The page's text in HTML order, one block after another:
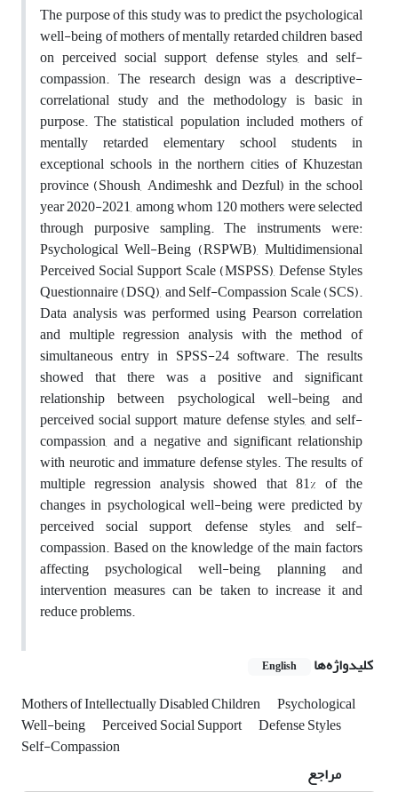
The purpose of this study was to predict the psychological
well-being of mothers of mentally retarded children based
on perceived social support, defense styles, and self-
compassion. The research design was a descriptive-
correlational study and the methodology is basic in
purpose. The statistical population included mothers of
mentally retarded elementary school students in
exceptional schools in the northern cities of Khuzestan
province (Shoush, Andimeshk and Dezful) in the school
year 2020-2021, among whom 120 mothers were selected
through purposive sampling. The instruments were:
Psychological Well-Being (RSPWB), Multidimensional
Perceived Social Support Scale (MSPSS), Defense Styles
Questionnaire (DSQ), and Self-Compassion Scale (SCS).
Data analysis was performed using Pearson correlation
and multiple regression analysis with the method of
simultaneous entry in SPSS-24 software. The results
showed that there was a positive and significant
relationship between psychological well-being and
perceived social support, mature defense styles, and self-
compassion, and a negative and significant relationship
with neurotic and immature defense styles. The results of
multiple regression analysis showed that 81% of the
changes in psychological well-being were predicted by
perceived social support, defense styles, and self-
compassion. Based on the knowledge of the main factors
affecting psychological well-being, planning and
intervention measures can be taken to increase it and
reduce problems.
کلیدواژه‌ها
English
Mothers of Intellectually Disabled Children
Psychological
Well-being
Perceived Social Support Defense Styles
Self-Compassion
مراجع